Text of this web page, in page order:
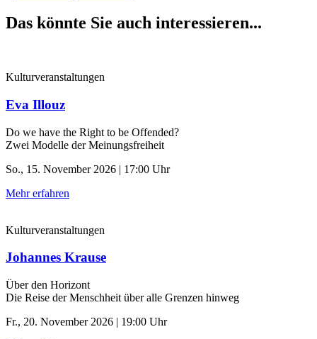
Das könnte Sie auch interessieren...
Kulturveranstaltungen
Eva Illouz
Do we have the Right to be Offended?
Zwei Modelle der Meinungsfreiheit
So., 15. November 2026 | 17:00 Uhr
Mehr erfahren
Kulturveranstaltungen
Johannes Krause
Über den Horizont
Die Reise der Menschheit über alle Grenzen hinweg
Fr., 20. November 2026 | 19:00 Uhr